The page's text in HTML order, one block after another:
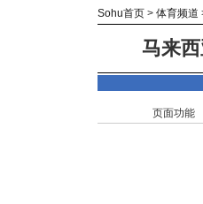
Sohu首页 > 体育频道
马来
页面功能